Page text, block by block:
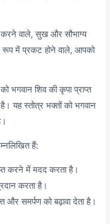
करने वाले, सुख और सौभाग्य
में प्रकट होने वाले, आपको
भगवान शिव की कृपा प्राप्त
यह स्तोत्र भक्तों को भगवान
हैं:
करने में मदद करता है।
करता है।
और समर्पण को बढ़ावा देता है।